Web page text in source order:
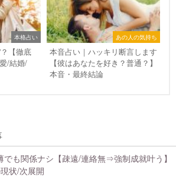
本格占い
【徹底
/結婚/
あの人の気持ち
本音占い｜ハッキリ断言します
【彼はあなたを好き？普通？】
本音・最終結論
でも関係ナシ【疎遠/連絡無⇒強制成就叶う】
状/次展開